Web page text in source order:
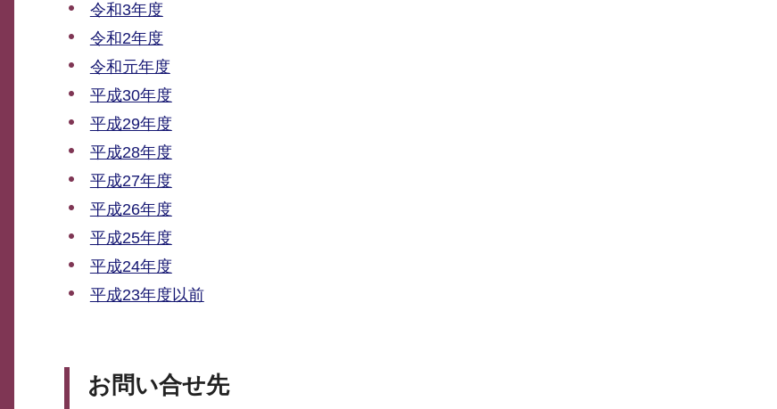
令和3年度
令和2年度
令和元年度
平成30年度
平成29年度
平成28年度
平成27年度
平成26年度
平成25年度
平成24年度
平成23年度以前
お問い合せ先